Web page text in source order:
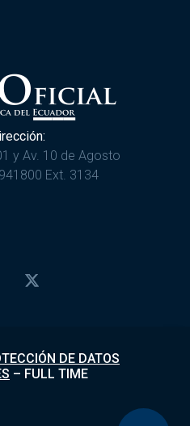
y Av. 10 de Agosto
Ext. 3134
DE DATOS
– FULL TIME